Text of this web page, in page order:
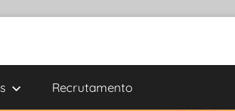
Recrutamento